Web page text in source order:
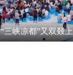
“三峡凉都”又双叕